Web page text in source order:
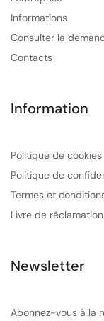
Informations
Consulter la
Contacts
Information
Politique de cookies
Politique de
Termes et
Livre de réclamation
Newsletter
Abonnez-vous à la